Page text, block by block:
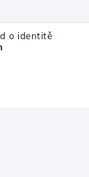
o identitě